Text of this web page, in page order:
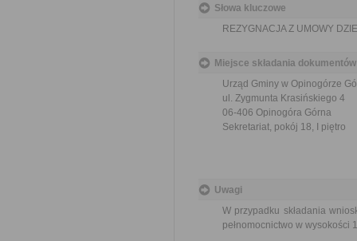
Słowa kluczowe
REZYGNACJA Z UMOWY
Miejsce składania dokumentów
Urząd Gminy w Opinogórze
ul. Zygmunta Krasińskiego 4
06-406 Opinogóra Górna
Sekretariat, pokój 18, I piętro
Uwagi
W przypadku składania
pełnomocnictwo w wysokości